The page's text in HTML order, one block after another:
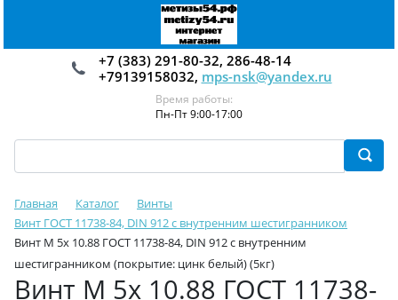
+7 (383) 291-80-32, 286-48-14
+79139158032, mps-nsk@yandex.ru
Время работы:
Пн-Пт 9:00-17:00
Главная Каталог
Винты
Винт ГОСТ 11738-84, DIN 912 с внутренним шестигранником
Винт М 5х 10.88 ГОСТ 11738-84, DIN 912 с внутренним
шестигранником (покрытие: цинк белый) (5кг)
Винт М 5х 10.88 ГОСТ 11738-